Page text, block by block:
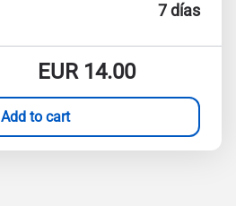
7 días
EUR14.00
Add to cart